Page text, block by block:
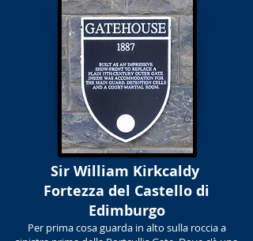
Sir William Kirkcaldy
Fortezza del Castello di
Edimburgo
Per prima cosa guarda in alto sulla roccia a